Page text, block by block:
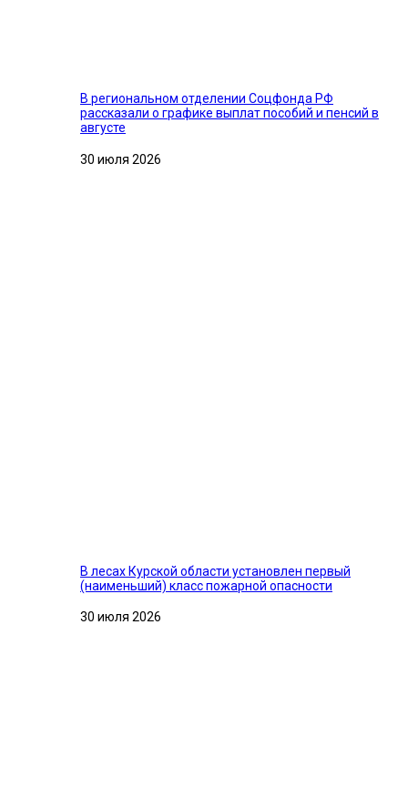
В региональном отделении Соцфонда РФ
рассказали о графике выплат пособий и пенсий в
августе
30 июля 2026
В лесах Курской области установлен первый
(наименьший) класс пожарной опасности
30 июля 2026